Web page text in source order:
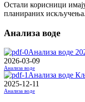
Остали корисници
планираних искључења.
Анализа воде
Анализа воде
2026-03-09
Анализа воде
Анализа воде
2025-12-11
Анализа воде